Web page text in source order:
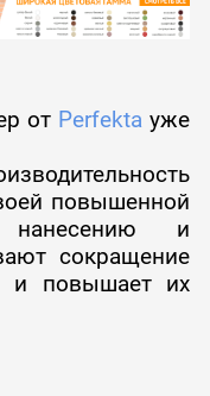
от Perfekta уже
повышенной
нанесению и
сокращение
и повышает их